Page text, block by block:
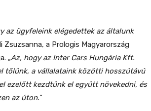
az ügyfeleink elégedettek az általunk
Zsuzsanna, a Prologis Magyarország
„Az, hogy az Inter Cars Hungária Kft.
tőlünk, a vállalataink közötti hosszútávú
ezelőtt kezdtünk el együtt növekedni, és
az úton.”